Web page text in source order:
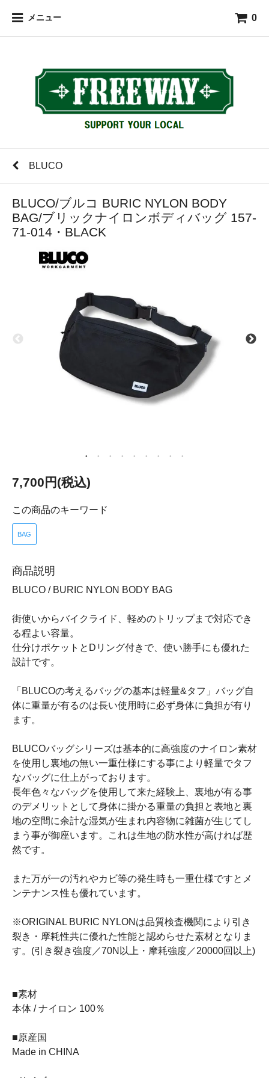
メニュー 0
BLUCO
BLUCO/ブルコ BURIC NYLON BODY
BAG/ブリックナイロンボディバッグ 157-
71-014・BLACK
7,700円(税込)
この商品のキーワード
BAG
商品説明
BLUCO / BURIC NYLON BODY BAG
街使いからバイクライド、軽めのトリップまで対応でき
る程よい容量。
仕分けポケットとDリング付きで、使い勝手にも優れた
設計です。
「BLUCOの考えるバッグの基本は軽量&タフ」バッグ自
体に重量が有るのは長い使用時に必ず身体に負担が有り
ます。
BLUCOバッグシリーズは基本的に高強度のナイロン素材
を使用し裏地の無い一重仕様にする事により軽量でタフ
なバッグに仕上がっております。
長年色々なバッグを使用して来た経験上、裏地が有る事
のデメリットとして身体に掛かる重量の負担と表地と裏
地の空間に余計な湿気が生まれ内容物に雑菌が生じてし
まう事が御座います。これは生地の防水性が高ければ歴
然です。
また万が一の汚れやカビ等の発生時も一重仕様ですとメ
ンテナンス性も優れています。
※ORIGINAL BURIC NYLONは品質検査機関により引き
裂き・摩耗性共に優れた性能と認めらせた素材となりま
す。(引き裂き強度／70N以上・摩耗強度／20000回以上)
■素材
本体 / ナイロン 100％
■原産国
Made in CHINA